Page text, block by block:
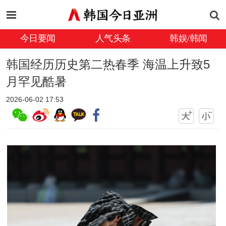
今日要闻 人气头条 韩娱/韩闻
韩国经历历史第二热春季 海温上升致5
月罕见酷暑
2026-06-02 17:53